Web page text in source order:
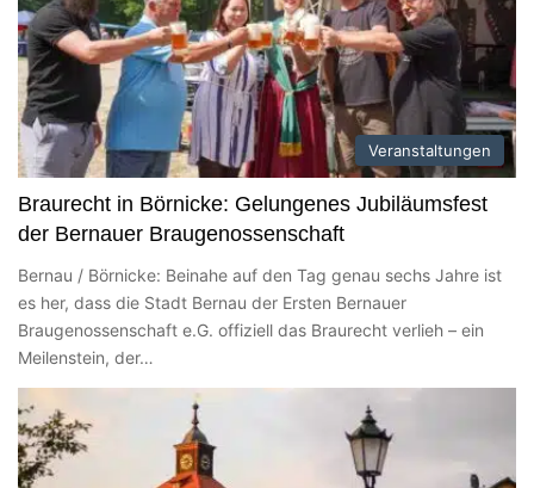
Veranstaltungen
Braurecht in Börnicke: Gelungenes Jubiläumsfest
der Bernauer Braugenossenschaft
Bernau / Börnicke: Beinahe auf den Tag genau sechs Jahre ist
es her, dass die Stadt Bernau der Ersten Bernauer
Braugenossenschaft e.G. offiziell das Braurecht verlieh – ein
Meilenstein, der…